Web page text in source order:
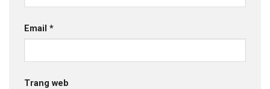
Email *
Trang web